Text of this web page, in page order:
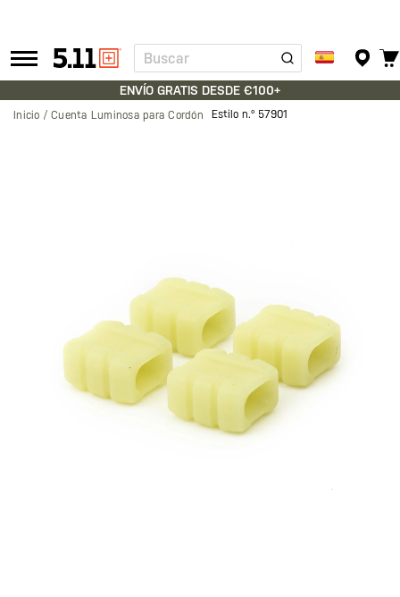
Tactical
Gear
Buscar
ENVÍO GRATIS DESDE €100+
Inicio Cuenta Luminosa para Cordón Estilo n.º 57901